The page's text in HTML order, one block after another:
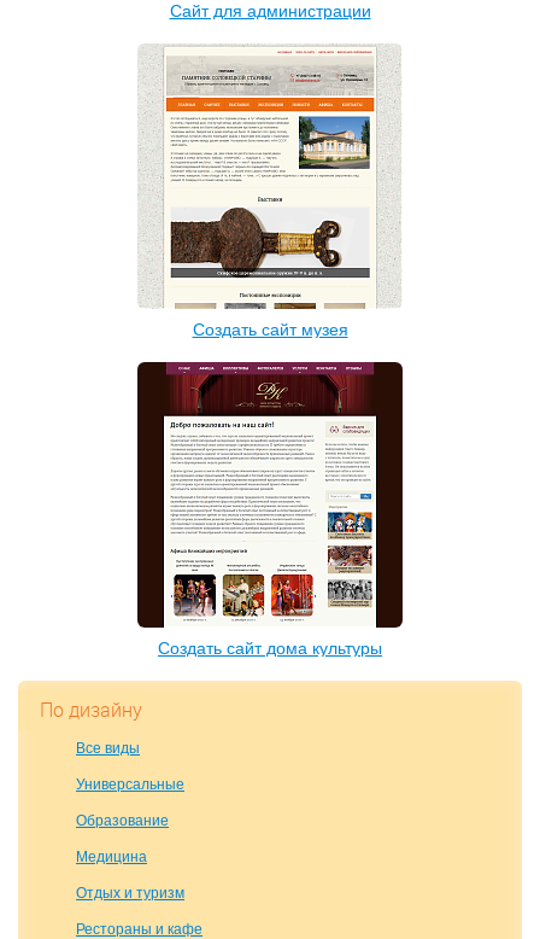
Сайт для администрации
Создать сайт музея
Создать сайт дома культуры
По дизайну
Все виды
Универсальные
Образование
Медицина
Отдых и туризм
Рестораны и кафе